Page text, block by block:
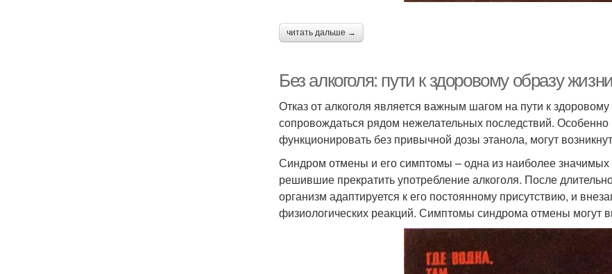
читать дальше →
Без алкоголя: пути к здоровому образу жизни
Отказ от алкоголя является важным шагом на пути к
сопровождаться рядом нежелательных последствий.
функционировать без привычной дозы этанола, могут
Синдром отмены и его симптомы – одна из наиболее значимых
решившие прекратить употребление алкоголя. После
организм адаптируется к его постоянному присутствию, и
физиологических реакций. Симптомы синдрома отмены могут